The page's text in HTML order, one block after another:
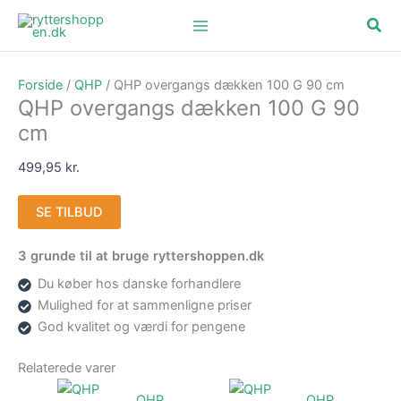
indholdet
Søg
Forside / QHP / QHP overgangs dækken 100 G 90 cm
QHP overgangs dækken 100 G 90
cm
499,95 kr.
SE TILBUD
3 grunde til at bruge ryttershoppen.dk
Du køber hos danske forhandlere
Mulighed for at sammenligne priser
God kvalitet og værdi for pengene
Relaterede varer